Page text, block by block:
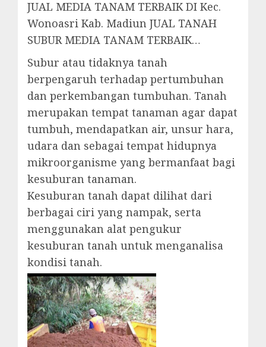
JUAL MEDIA TANAM TERBAIK DI Kec.
Wonoasri Kab. Madiun JUAL TANAH
SUBUR MEDIA TANAM TERBAIK…
Subur atau tidaknya tanah
berpengaruh terhadap pertumbuhan
dan perkembangan tumbuhan. Tanah
merupakan tempat tanaman agar dapat
tumbuh, mendapatkan air, unsur hara,
udara dan sebagai tempat hidupnya
mikroorganisme yang bermanfaat bagi
kesuburan tanaman.
Kesuburan tanah dapat dilihat dari
berbagai ciri yang nampak, serta
menggunakan alat pengukur
kesuburan tanah untuk menganalisa
kondisi tanah.